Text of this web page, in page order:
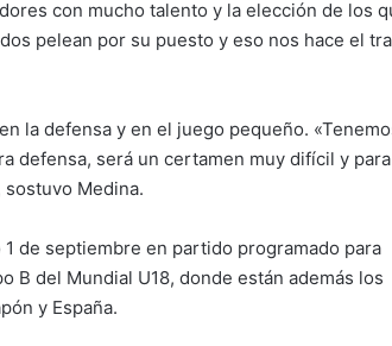
con mucho talento y la elección de los
pelean por su puesto y eso nos hace el
la defensa y en el juego pequeño.
defensa, será un certamen muy difícil y para
Medina.
de septiembre en partido programado para
B del Mundial U18, donde están además los
y España.